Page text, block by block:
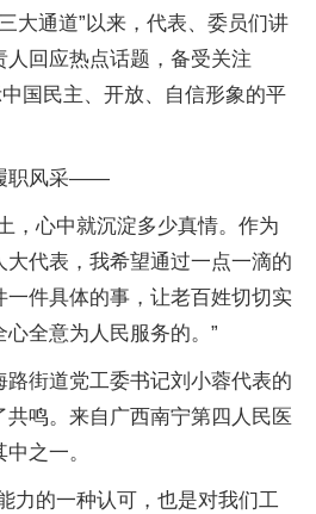
大通道”以来，代表、委员们讲
回应热点话题，备受关注
国民主、开放、自信形象的平
职风采——
，心中就沉淀多少真情。作为
代表，我希望通过一点一滴的
一件具体的事，让老百姓切切实
全意为人民服务的。”
路街道党工委书记刘小蓉代表的
鸣。来自广西南宁第四人民医
之一。
力的一种认可，也是对我们工